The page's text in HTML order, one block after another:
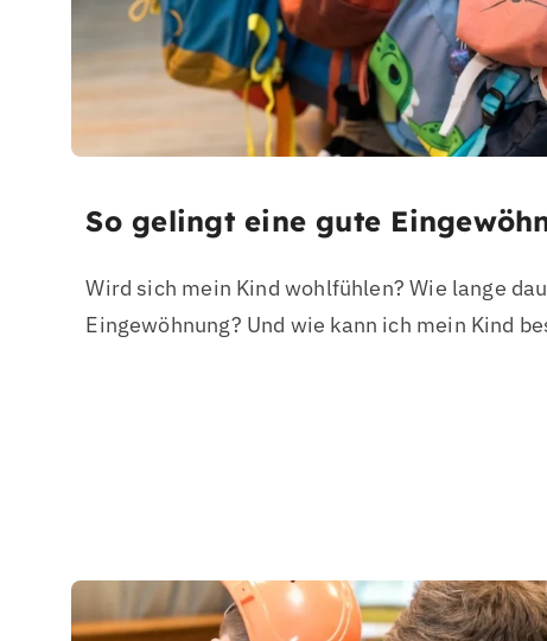
So gelingt eine gute
Wird sich mein Kind wohlfühlen? Wie lange
Eingewöhnung? Und wie kann ich mein Kind